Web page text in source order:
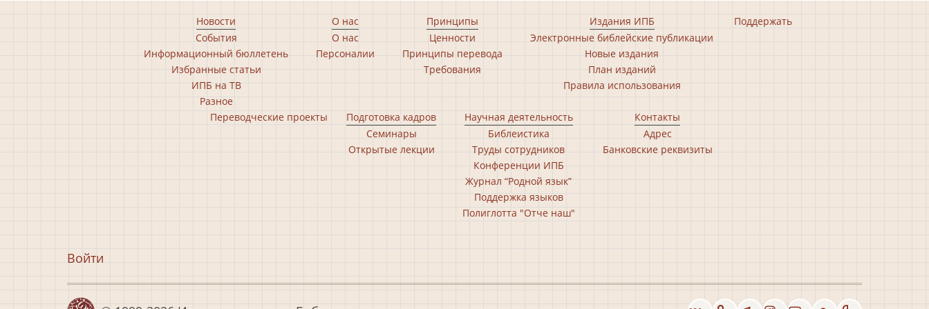
Новости
События
Информационный бюллетень
Избранные статьи
ИПБ на ТВ
Разное
О нас
О нас
Персоналии
Принципы
Ценности
Принципы перевода
Требования
Издания ИПБ
Электронные библейские публикации
Новые издания
План изданий
Правила использования
Поддержать
Переводческие проекты
Подготовка кадров
Семинары
Открытые лекции
Научная деятельность
Библеистика
Труды сотрудников
Конференции ИПБ
Журнал “Родной язык”
Поддержка языков
Полиглотта "Отче наш"
Контакты
Адрес
Банковские реквизиты
Меню
записи
Войти